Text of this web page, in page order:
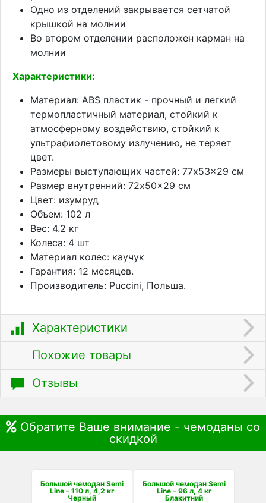
Одно из отделений закрывается сетчатой
крышкой на молнии
Во втором отделении расположен карман на
молнии
Характеристики:
Материал: ABS пластик - прочный и легкий
термопластичный материал, стойкий к
атмосферному воздействию, стойкий к
ультрафиолетовому излучению, не теряет
цвет.
Размеры выступающих частей: 77x53x29 см
Размер внутренний: 72x50x29 см
Цвет: изумруд
Объем: 102 л
Вес: 4.2 кг
Колеса: 4 шт
Материал колес: каучук
Гарантия: 12 месяцев.
Производитель: Puccini, Польша.
Характеристики
Похожие товары
Отзывы
Обратите Ваше внимание - чемоданы со
скидкой
Большой чемодан Semi
Line – 110 л, 4,2 кг
Черный
Большой чемодан Semi
Line – 96 л, 4 кг
Блакитний